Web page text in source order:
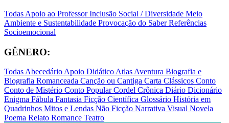
Todas Apoio ao ProfessorInclusão Social / Diversidade Meio
Ambiente e Sustentabilidade Provocação do SaberReferências
Socioemocional
GÊNERO:
TodasAbecedárioApoio DidáticoAtlasAventura Biografia e
Biografia Romanceada Canção ou Cantiga Carta Clássicos Conto
Conto de Mistério Conto PopularCordel Crônica Diário Dicionário
Enigma Fábula Fantasia Ficção Científica Glossário História em
Quadrinhos Mitos e Lendas Não Ficção Narrativa Visual Novela
Poema Relato Romance Teatro